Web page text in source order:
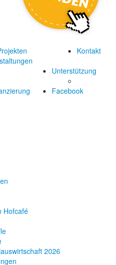
Hofcafé
2026
Kontakt
Unterstützung
Facebook